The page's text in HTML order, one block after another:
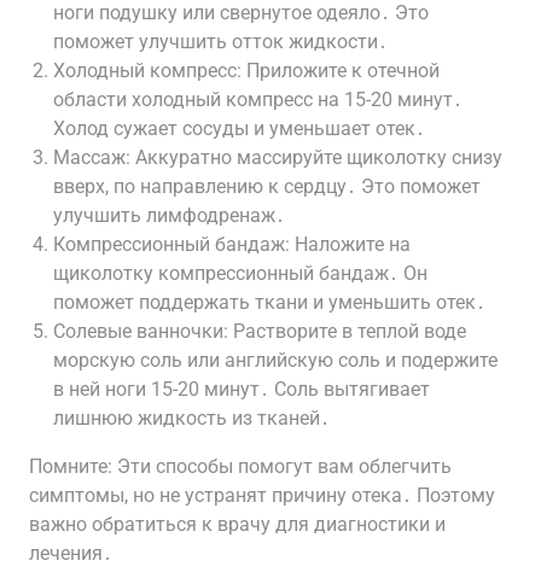
ноги подушку или свернутое одеяло․ Это
поможет улучшить отток жидкости․
Холодный компресс: Приложите к отечной
области холодный компресс на 15-20 минут․
Холод сужает сосуды и уменьшает отек․
Массаж: Аккуратно массируйте щиколотку снизу
вверх, по направлению к сердцу․ Это поможет
улучшить лимфодренаж․
Компрессионный бандаж: Наложите на
щиколотку компрессионный бандаж․ Он
поможет поддержать ткани и уменьшить отек․
Солевые ванночки: Растворите в теплой воде
морскую соль или английскую соль и подержите
в ней ноги 15-20 минут․ Соль вытягивает
лишнюю жидкость из тканей․
Помните: Эти способы помогут вам облегчить
симптомы, но не устранят причину отека․ Поэтому
важно обратиться к врачу для диагностики и
лечения․